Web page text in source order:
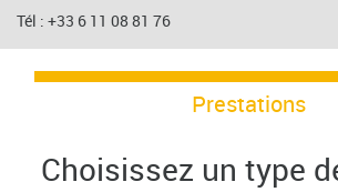
Tél : +33 6 11 08 81 76
Prestations
Choisissez un type